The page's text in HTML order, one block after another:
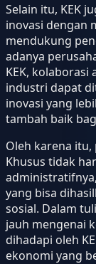
Selain itu, KEK
inovasi dengan
mendukung
adanya
KEK, kolaborasi
industri dapat
inovasi yang
tambah baik
Oleh karena
Khusus tidak
yang bisa
sosial. Dalam
jauh mengenai
dihadapi oleh
ekonomi yang